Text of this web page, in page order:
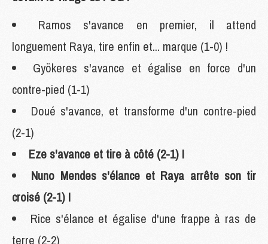
Ramos s'avance en premier, il attend
longuement Raya, tire enfin et... marque (1-0) !
Gyökeres s'avance et égalise en force d'un
contre-pied (1-1)
Doué s'avance, et transforme d'un contre-pied
(2-1)
Eze s'avance et tire à côté (2-1) !
Nuno Mendes s'élance et Raya arrête son tir
croisé (2-1) !
Rice s'élance et égalise d'une frappe à ras de
terre (2-2)